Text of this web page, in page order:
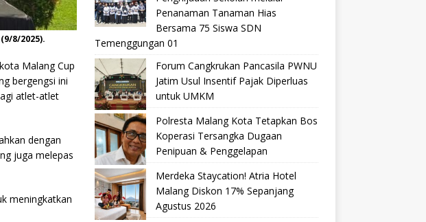
8/2025).
Malang Cup
bergengsi ini
atlet-atlet
dengan
juga melepas
meningkatkan
Penanaman Tanaman Hias
Bersama 75 Siswa SDN
Temenggungan 01
Forum Cangkrukan Pancasila PWNU
Jatim Usul Insentif Pajak Diperluas
untuk UMKM
Polresta Malang Kota Tetapkan Bos
Koperasi Tersangka Dugaan
Penipuan & Penggelapan
Merdeka Staycation! Atria Hotel
Malang Diskon 17% Sepanjang
Agustus 2026